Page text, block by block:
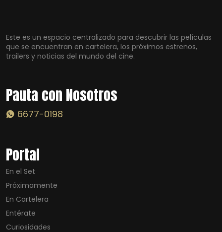
Este es un espacio centralizado para descubrir las películas
que se encuentran en cartelera, los próximos estrenos,
trailers y noticias del mundo del cine.
Pauta con Nosotros
6677-0198
Portal
En el Set
Próximamente
En Cartelera
Entérate
Curiosidades